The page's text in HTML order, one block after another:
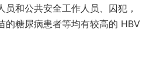
和公共安全工作人员、囚犯，
的糖尿病患者等均有较高的 HBV